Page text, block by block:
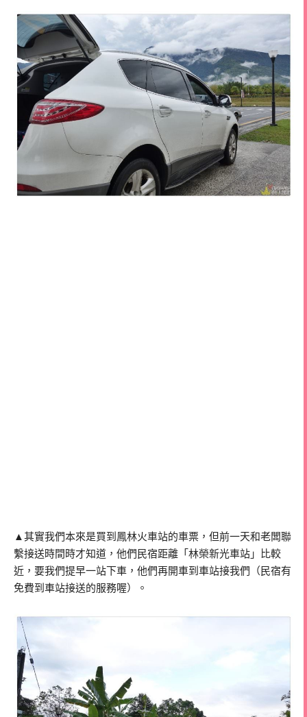
▲其實我們本來是買到鳳林火車站的車票，但前一天和老闆聯
繫接送時間時才知道，他們民宿距離「林榮新光車站」比較
近，要我們提早一站下車，他們再開車到車站接我們（民宿有
免費到車站接送的服務喔）。